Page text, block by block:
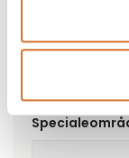
Borg & Overstrøm
TOF